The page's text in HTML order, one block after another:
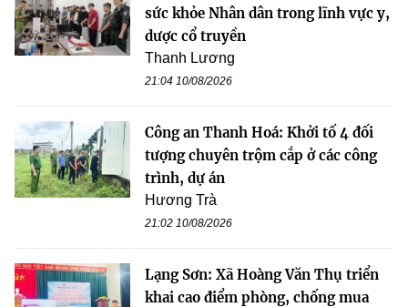
sức khỏe Nhân dân trong lĩnh vực y,
dược cổ truyền
Thanh Lương
21:04 10/08/2026
Công an Thanh Hoá: Khởi tố 4 đối
tượng chuyên trộm cắp ở các công
trình, dự án
Hương Trà
21:02 10/08/2026
Lạng Sơn: Xã Hoàng Văn Thụ triển
khai cao điểm phòng, chống mua